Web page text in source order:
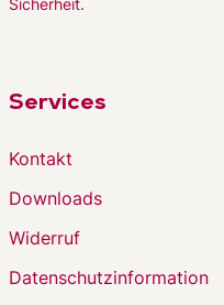
Sicherheit.
Services
Kontakt
Downloads
Widerruf
Datenschutzinformation